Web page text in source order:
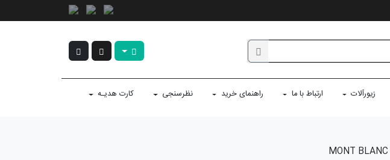
زیورآلات ارتباط با ما راهنمای خرید نظرسنجی کارت هدیـه